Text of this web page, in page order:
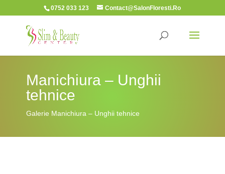
0752 033 123 Contact@SalonFloresti.Ro
Manichiura – Unghii
tehnice
Galerie Manichiura – Unghii tehnice